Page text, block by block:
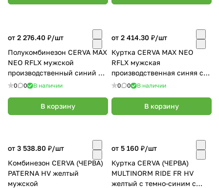
от 2 276.40 ₽/шт
Полукомбинезон CERVA MAX
NEO RFLX мужской
производственный синий с
черным СОП
0 0 В наличии
В корзину
от 2 414.30 ₽/шт
Куртка CERVA MAX NEO
RFLX мужская
производственная синяя с
черным СОП
0 0 В наличии
В корзину
от 3 538.80 ₽/шт
Комбинезон CERVA (ЧЕРВА)
PATERNA HV желтый
мужской
от 5 160 ₽/шт
Куртка CERVA (ЧЕРВА)
MULTINORM RIDE FR HV
желтый с темно-синим с